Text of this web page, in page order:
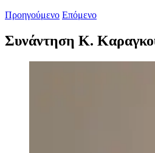
Προηγούμενο Επόμενο
Συνάντηση Κ.